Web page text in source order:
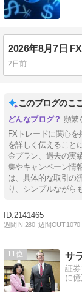
2026年8月7日
2日前
このブログのこ
頻繁
FXトレードに関心
を詳しく伝えること
金プラン、過去の実
集やキャンペーン情
は、具体的な取引の
り、シンプルながら
2141465
週間IN:280 週間OUT:1070
11 サ
証
に